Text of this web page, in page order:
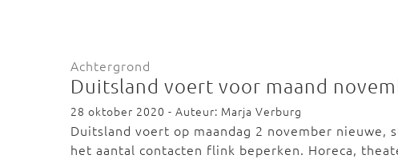
Achtergrond
Duitsland voert voor maand
28 oktober 2020 - Auteur: Marja Verburg
Duitsland voert op maandag 2 november
het aantal contacten flink beperken. Horeca,